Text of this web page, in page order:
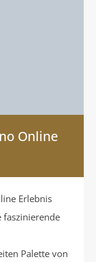
Online
Erlebnis
faszinierende
Palette von